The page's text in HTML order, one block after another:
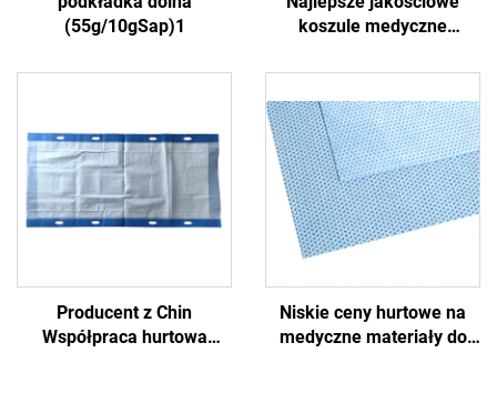
(55g/10gSap)1
koszule medyczne
medyczne
Producent z Chin
Współpraca hurtowa
Niskie ceny hurtowe na
medyczne materiały do